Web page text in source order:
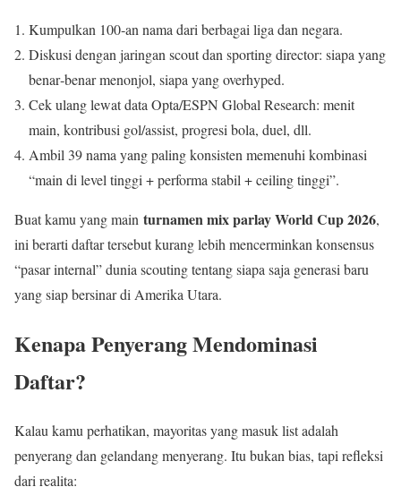
Kumpulkan 100‑an nama dari berbagai liga dan negara.
Diskusi dengan jaringan scout dan sporting director: siapa yang
benar‑benar menonjol, siapa yang overhyped.
Cek ulang lewat data Opta/ESPN Global Research: menit
main, kontribusi gol/assist, progresi bola, duel, dll.
Ambil 39 nama yang paling konsisten memenuhi kombinasi
“main di level tinggi + performa stabil + ceiling tinggi”.
Buat kamu yang main turnamen mix parlay World Cup 2026,
ini berarti daftar tersebut kurang lebih mencerminkan konsensus
“pasar internal” dunia scouting tentang siapa saja generasi baru
yang siap bersinar di Amerika Utara.
Kenapa Penyerang Mendominasi
Daftar?
Kalau kamu perhatikan, mayoritas yang masuk list adalah
penyerang dan gelandang menyerang. Itu bukan bias, tapi refleksi
dari realita: